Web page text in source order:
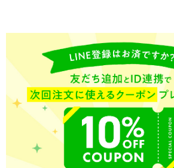
商品・サービス・ご購入に
関するお問い合わせ